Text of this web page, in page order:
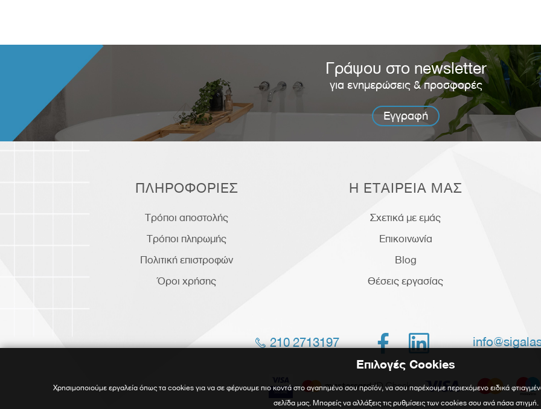
Γράψου στο newsletter
για ενημερώσεις & προσφορές
Εγγραφή
ΠΛΗΡΟΦΟΡΙΕΣ
Τρόποι αποστολής
Τρόποι πληρωμής
Πολιτική επιστροφών
Όροι χρήσης
Η ΕΤΑΙΡΕΙΑ ΜΑΣ
Σχετικά με εμάς
Επικοινωνία
Blog
Θέσεις εργασίας
210 2713197  
Επιλογές Cookies
Χρησιμοποιούμε εργαλεία όπως τα cookies για να σε φέρνουμε πιο κοντά στο αγαπημένο σου προϊόν, να σου παρέχουμε περιεχόμενο ειδικά
σελίδα μας. Μπορείς να αλλάξεις τις ρυθμίσεις των cookies σου ανά πάσα στιγμή.